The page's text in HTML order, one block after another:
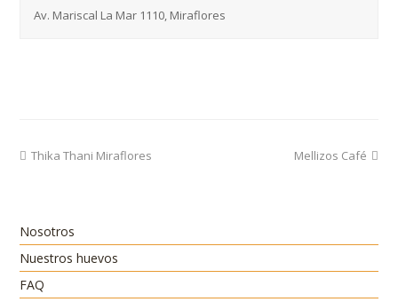
Av. Mariscal La Mar 1110, Miraflores
previous
Thika Thani Miraflores
next
Mellizos Café
Nosotros
Nuestros huevos
FAQ